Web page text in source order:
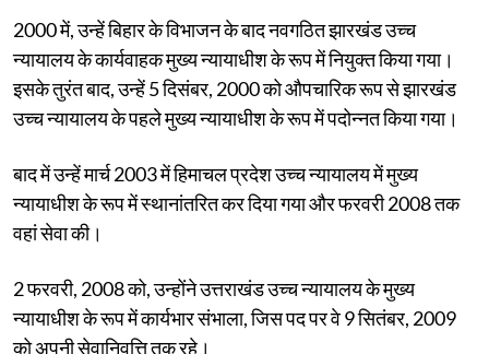
2000 में, उन्हें बिहार के विभाजन के बाद नवगठित झारखंड उच्च
न्यायालय के कार्यवाहक मुख्य न्यायाधीश के रूप में नियुक्त किया गया।
इसके तुरंत बाद, उन्हें 5 दिसंबर, 2000 को औपचारिक रूप से झारखंड
उच्च न्यायालय के पहले मुख्य न्यायाधीश के रूप में पदोन्नत किया गया।
बाद में उन्हें मार्च 2003 में हिमाचल प्रदेश उच्च न्यायालय में मुख्य
न्यायाधीश के रूप में स्थानांतरित कर दिया गया और फरवरी 2008 तक
वहां सेवा की।
2 फरवरी, 2008 को, उन्होंने उत्तराखंड उच्च न्यायालय के मुख्य
न्यायाधीश के रूप में कार्यभार संभाला, जिस पद पर वे 9 सितंबर, 2009
को अपनी सेवानिवृत्ति तक रहे।